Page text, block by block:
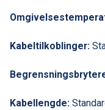
Kabeltilkoblinger:
Kabellengde: